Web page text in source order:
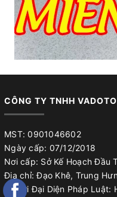
CÔNG TY TNHH VADOTO
MST: 0901046602
Ngày cấp: 07/12/2018
Nơi cấp: Sở Kế Hoạch Đầu
Địa chỉ: Đạo Khê, Trung
Người Đại Diện Pháp Luật: